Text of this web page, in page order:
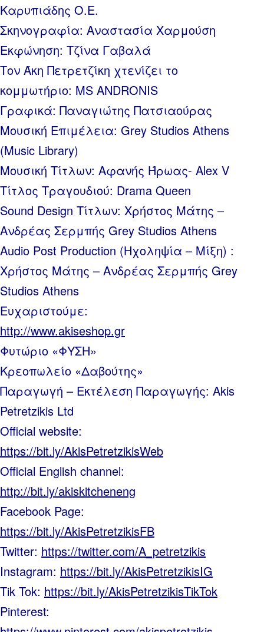
Καρυπιάδης Ο.Ε.
Σκηνογραφία: Αναστασία Χαρμούση
Εκφώνηση: Τζίνα Γαβαλά
Τον Άκη Πετρετζίκη χτενίζει το
κομμωτήριο: MS ANDRONIS
Γραφικά: Παναγιώτης Πατσιαούρας
Μουσική Επιμέλεια: Grey Studios Athens
(Music Library)
Μουσική Τίτλων: Αφανής Ήρωας- Alex V
Τίτλος Τραγουδιού: Drama Queen
Sound Design Τίτλων: Χρήστος Μάτης –
Ανδρέας Σερμπής Grey Studios Athens
Audio Post Production (Ηχοληψία – Μίξη) :
Χρήστος Μάτης – Ανδρέας Σερμπής Grey
Studios Athens
Ευχαριστούμε:
http://www.akiseshop.gr
Φυτώριο «ΦΥΣΗ»
Κρεοπωλείο «Δαβούτης»
Παραγωγή – Εκτέλεση Παραγωγής: Akis
Petretzikis Ltd
Official website:
https://bit.ly/AkisPetretzikisWeb
Official English channel:
http://bit.ly/akiskitcheneng
Facebook Page:
https://bit.ly/AkisPetretzikisFB
Twitter: https://twitter.com/A_petretzikis
Instagram: https://bit.ly/AkisPetretzikisIG
Tik Tok: https://bit.ly/AkisPetretzikisTikTok
Pinterest: